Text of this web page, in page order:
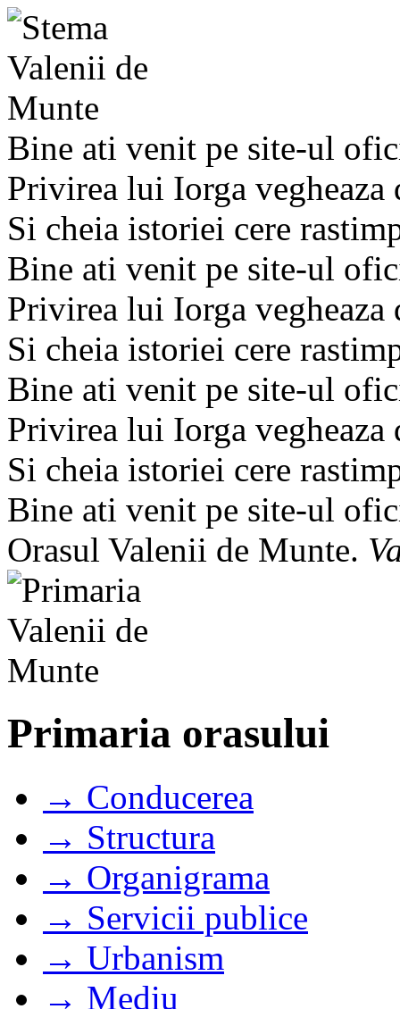
Bine ati venit pe site-ul
Privirea lui Iorga
Si cheia istoriei cere
Bine ati venit pe site-ul
Privirea lui Iorga
Si cheia istoriei cere
Bine ati venit pe site-ul
Privirea lui Iorga
Si cheia istoriei cere
Bine ati venit pe site-ul
Orasul Valenii de Munte.
Primaria orasului
→ Conducerea
→ Structura
→ Organigrama
→ Servicii publice
→ Urbanism
→ Mediu